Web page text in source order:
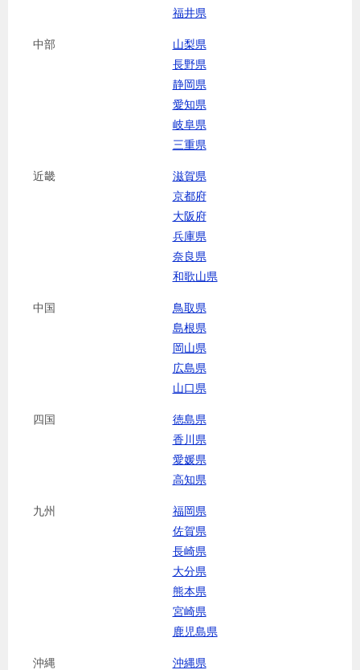
福井県
中部
山梨県
長野県
静岡県
愛知県
岐阜県
三重県
近畿
滋賀県
京都府
大阪府
兵庫県
奈良県
和歌山県
中国
鳥取県
島根県
岡山県
広島県
山口県
四国
徳島県
香川県
愛媛県
高知県
九州
福岡県
佐賀県
長崎県
大分県
熊本県
宮崎県
鹿児島県
沖縄 沖縄県